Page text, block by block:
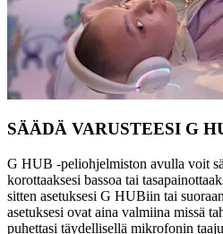
SÄÄDÄ VARUSTEESI G
G HUB -peliohjelmiston avulla voit
korottaaksesi bassoa tai
sitten asetuksesi G HUBiin tai
asetuksesi ovat aina valmiina missä
puhettasi täydellisellä mikrofonin